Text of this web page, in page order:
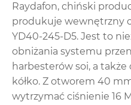
Raydafon, chiński
produkuje wewnętrzny
YD40-245-D5. Jest to
obniżania systemu
harbesterów soi, a
kółko. Z otworem 40
wytrzymać ciśnienie 16